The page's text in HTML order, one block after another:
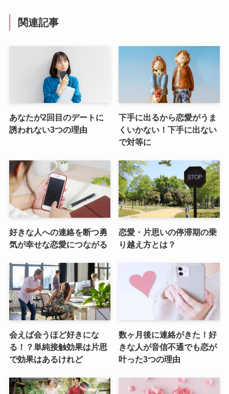
関連記事
あなたが2回目のデートに
誘われない3つの理由
下手に出るから恋愛がうま
くいかない！下手に出ない
で対等に
好きな人への連絡を断つ勇
気が幸せな恋愛につながる
恋愛・片思いの停滞期の乗
り越え方とは？
会えば会うほど好きにな
る！？単純接触効果は片思
で効果はあるけれど
数ヶ月後に連絡がきた！好
きな人が音信不通でも恋が
叶った3つの理由